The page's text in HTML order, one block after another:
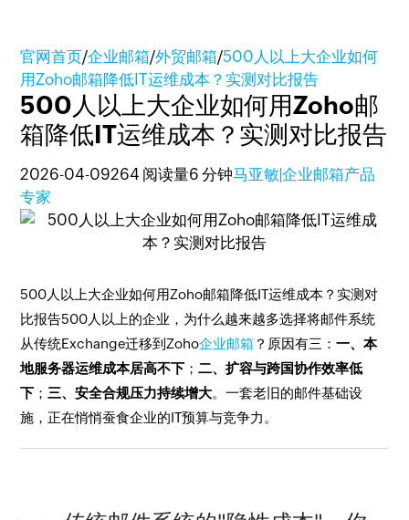
官网首页/企业邮箱/外贸邮箱/500人以上大企业如何
用Zoho邮箱降低IT运维成本？实测对比报告
500人以上大企业如何用Zoho邮
箱降低IT运维成本？实测对比报告
2026-04-09264 阅读量6 分钟马亚敏|企业邮箱产品
专家
500人以上大企业如何用Zoho邮箱降低IT运维成本？实测对
比报告500人以上的企业，为什么越来越多选择将邮件系统
从传统Exchange迁移到Zoho企业邮箱 ？原因有三：一、本
地服务器运维成本居高不下 ；二、扩容与跨国协作效率低
下 ； 三、安全合规压力持续增大。一套老旧的邮件基础设
施，正在悄悄蚕食企业的IT预算与竞争力。